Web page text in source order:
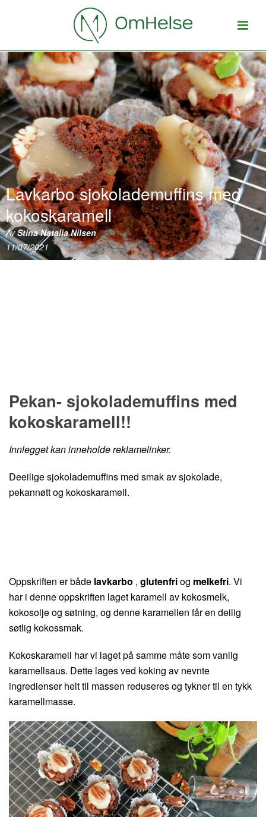
Lavkarbo sjokolademuffins med
kokoskaramell
AvStina Natalia Nilsen
11/07/2021
Pekan- sjokolademuffins med
kokoskaramell!!
Innlegget kan inneholde reklamelinker.
Deeilige sjokolademuffins med smak av sjokolade,
pekannøtt og kokoskaramell.
Oppskriften er både lavkarbo , glutenfriog melkefri. Vi
har i denne oppskriften laget karamell av kokosmelk,
kokosolje og søtning, og denne karamellen får en deilig
søtlig kokossmak.
Kokoskaramell har vi laget på samme måte som vanlig
karamellsaus. Dette lages ved koking av nevnte
ingredienser helt til massen reduseres og tykner til en tykk
karamellmasse.